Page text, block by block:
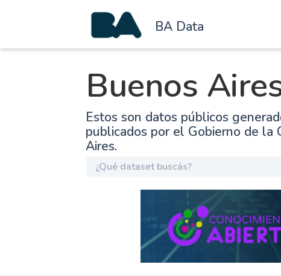
BA Data
Buenos
Estos son datos públicos
publicados por el Gobierno de la
Aires.